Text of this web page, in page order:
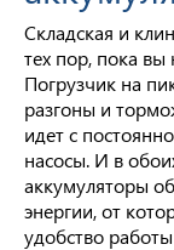
Складская и
тех пор, пока вы
Погрузчик на
разгоны и
идет с
насосы. И в
аккумуляторы
энергии, от
удобство